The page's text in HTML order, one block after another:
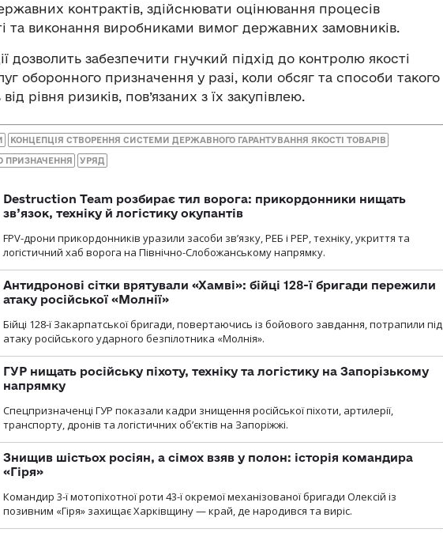
контрактів, здійснювати оцінювання процесів
та виконання виробниками вимог державних замовників.
дозволить забезпечити гнучкий підхід до контролю якості
оборонного призначення у разі, коли обсяг та способи такого
рівня ризиків, пов’язаних з їх закупівлею.
КОНЦЕПЦІЯ СТВОРЕННЯ СИСТЕМИ ДЕРЖАВНОГО ГАРАНТУВАННЯ ЯКОСТІ ТОВАРІВ
ПРИЗНАЧЕННЯ УРЯД
Destruction Team розбирає тил ворога: прикордонники нищать
зв’язок, техніку й логістику окупантів
FPV-дрони прикордонників уразили засоби зв’язку, РЕБ і РЕР, техніку, укриття та
логістичний хаб ворога на Північно-Слобожанському напрямку.
Антидронові сітки врятували «Хамві»: бійці 128-ї бригади пережили
атаку російської «Молнії»
Бійці 128-ї Закарпатської бригади, повертаючись із бойового завдання, потрапили під
атаку російського ударного безпілотника «Молнія».
ГУР нищать російську піхоту, техніку та логістику на Запорізькому
напрямку
Спецпризначенці ГУР показали кадри знищення російської піхоти, артилерії,
транспорту, дронів та логістичних об’єктів на Запоріжжі.
Знищив шістьох росіян, а сімох взяв у полон: історія командира
«Гіря»
Командир 3-ї мотопіхотної роти 43-ї окремої механізованої бригади Олексій із
позивним «Гіря» захищає Харківщину — край, де народився та виріс.